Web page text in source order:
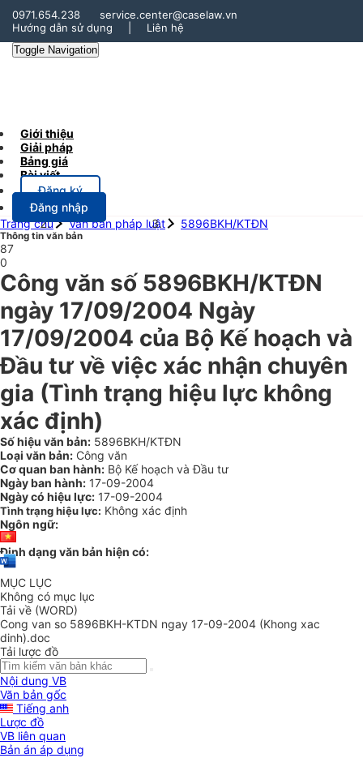
0971.654.238
service.center@caselaw.vn
Hướng dẫn sử dụng
Liên hệ
Toggle Navigation
Giới thiệu
Giải pháp
Bảng giá
Bài viết
Đăng ký
Đăng nhập
Trang chủ
Văn bản pháp luật 5896BKH/KTĐN
Thông tin văn bản
87
0
Công văn số 5896BKH/KTĐN
ngày 17/09/2004 Ngày
17/09/2004 của Bộ Kế hoạch và
Đầu tư về việc xác nhận chuyên
gia (Tình trạng hiệu lực không
xác định)
Số hiệu văn bản: 5896BKH/KTĐN
Loại văn bản: Công văn
Cơ quan ban hành: Bộ Kế hoạch và Đầu tư
Ngày ban hành: 17-09-2004
Ngày có hiệu lực: 17-09-2004
Tình trạng hiệu lực: Không xác định
Ngôn ngữ:
Định dạng văn bản hiện có:
MỤC LỤC
Không có mục lục
Tải về (WORD)
Cong van so 5896BKH-KTDN ngay 17-09-2004 (Khong xac
dinh).doc
Tải lược đồ
Nội dung VB
Văn bản gốc
Tiếng anh
Lược đồ
VB liên quan
Bản án áp dụng